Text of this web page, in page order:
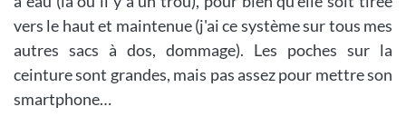
vers le haut et maintenue (j'ai ce système sur tous mes
autres sacs à dos, dommage). Les poches sur la
ceinture sont grandes, mais pas assez pour mettre son
smartphone…